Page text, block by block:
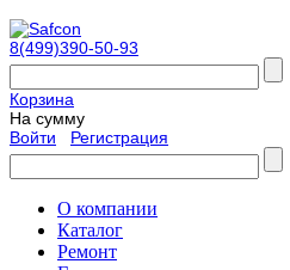
8(499)390-50-93
Корзина
На сумму
Войти
Регистрация
О компании
Каталог
Ремонт